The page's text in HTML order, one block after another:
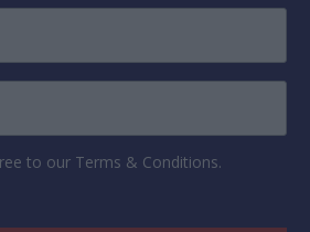
to our Terms & Conditions.